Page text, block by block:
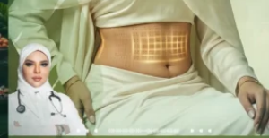
المختلفة
لهذا
المنتج.
يمكن
اختيار